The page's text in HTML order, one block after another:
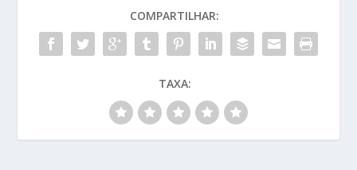
COMPARTILHAR:
TAXA: